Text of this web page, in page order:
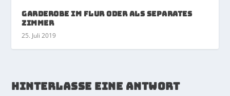
Garderobe im Flur oder als separates
Zimmer
25. Juli 2019
HINTERLASSE EINE ANTWORT